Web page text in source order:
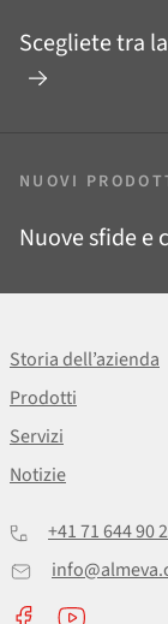
Scegliete tra
NUOVI
Nuove sfide
Storia dell’azienda
Prodotti
Servizi
Notizie
+41 71 644 90